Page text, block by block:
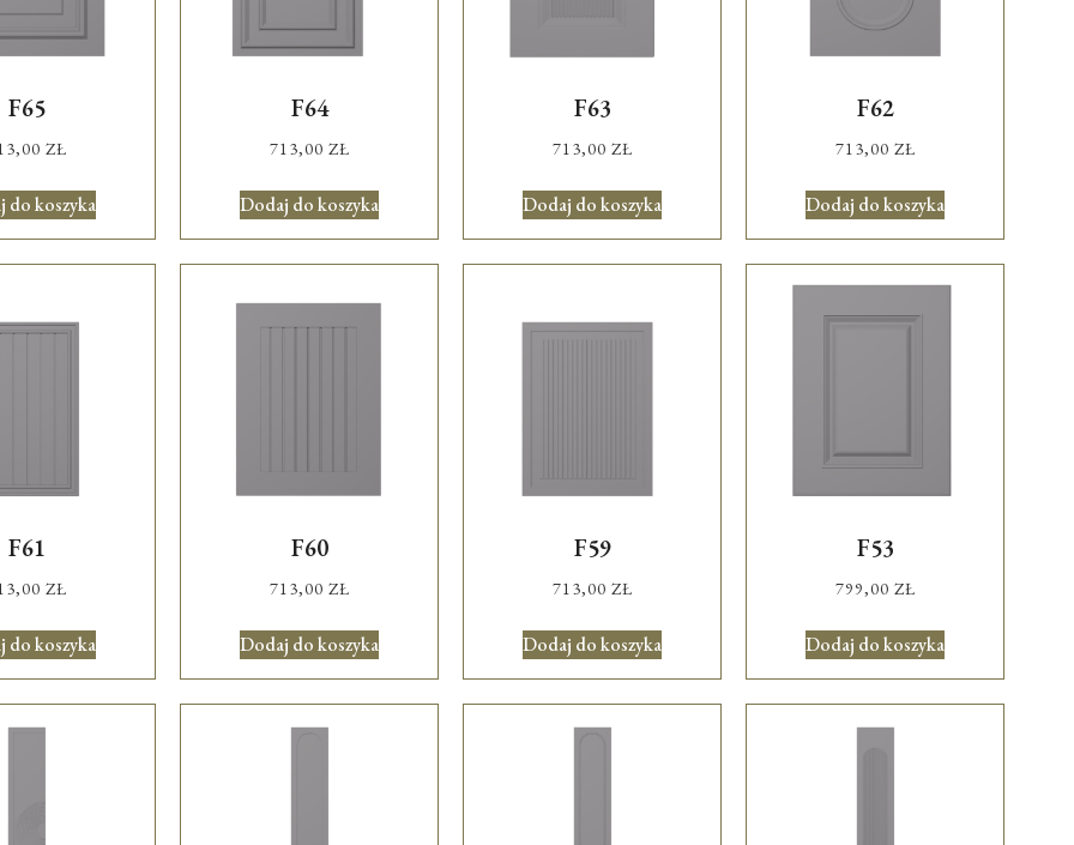
F65
ZŁ
do koszyka
F64
713,00 ZŁ
Dodaj do koszyka
F63
713,00 ZŁ
Dodaj do koszyka
F62
713,00 ZŁ
Dodaj do koszyka
F61
ZŁ
do koszyka
F60
713,00 ZŁ
Dodaj do koszyka
F59
713,00 ZŁ
Dodaj do koszyka
F53
799,00 ZŁ
Dodaj do koszyka